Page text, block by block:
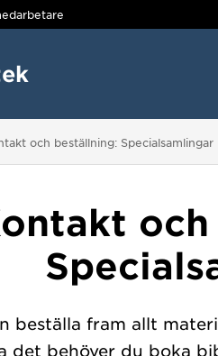
här:och beställning: Specialsamlingar
beställa fram allt
det behöver du boka